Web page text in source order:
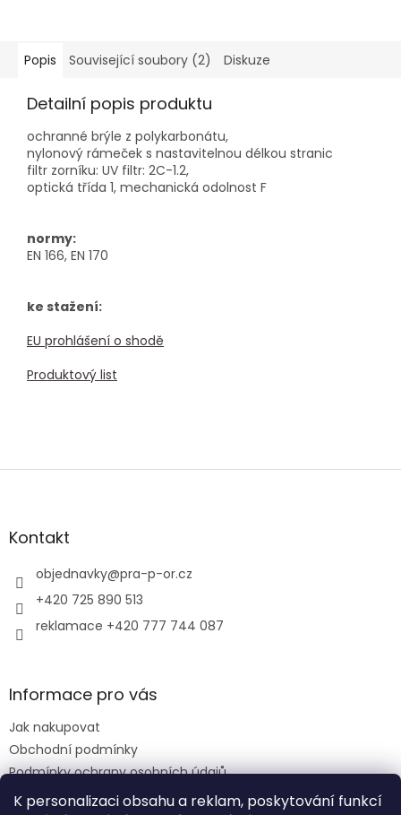
K personalizaci obsahu a reklam, poskytování funkcí
Popis Související soubory (2) Diskuze
Detailní popis produktu
ochranné brýle z polykarbonátu,
nylonový rámeček s nastavitelnou délkou stranic
filtr zorníku: UV filtr: 2C-1.2,
optická třída 1, mechanická odolnost F
normy:
EN 166, EN 170
ke stažení:
EU prohlášení o shodě
Produktový list
Z
aKontakt
objednavky@pra-p-or.cz
+420 725 890 513
reklamace +420 777 744 087
Informace pro vás
Jak nakupovat
Obchodní podmínky
Podmínky ochrany osobních údajů
Reklamační řád